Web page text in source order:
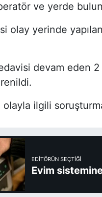
ve yerde
olay yerinde
devam eden
ilgili
EDITÖRÜN SEÇTIĞI
Evim